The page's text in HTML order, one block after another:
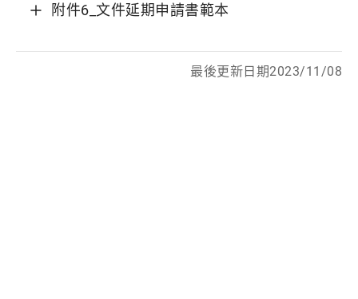
附件6_文件延期申請書範本
最後更新日期2023/11/08